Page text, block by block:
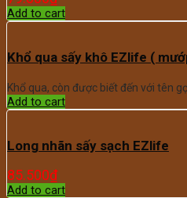
Add to cart
Khổ qua sấy khô EZlife (
Khổ qua, còn được biết đến với tên
Add to cart
Long nhãn sấy sạch EZlife
85.500₫
Add to cart